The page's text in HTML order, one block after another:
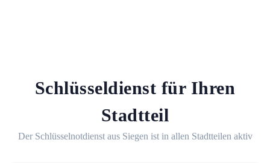
Schlüsseldienst für Ihren
Stadtteil
Der Schlüsselnotdienst aus Siegen ist in allen Stadtteilen aktiv